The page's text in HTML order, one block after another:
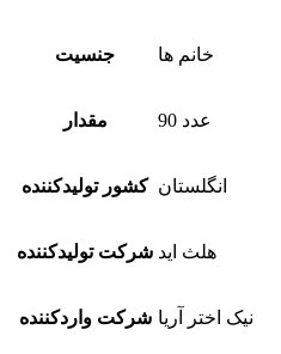
جنسیت خانم ها
مقدار 90 عدد
کشور تولیدکننده انگلستان
شرکت تولیدکننده هلث اید
شرکت واردکننده نیک اختر آریا